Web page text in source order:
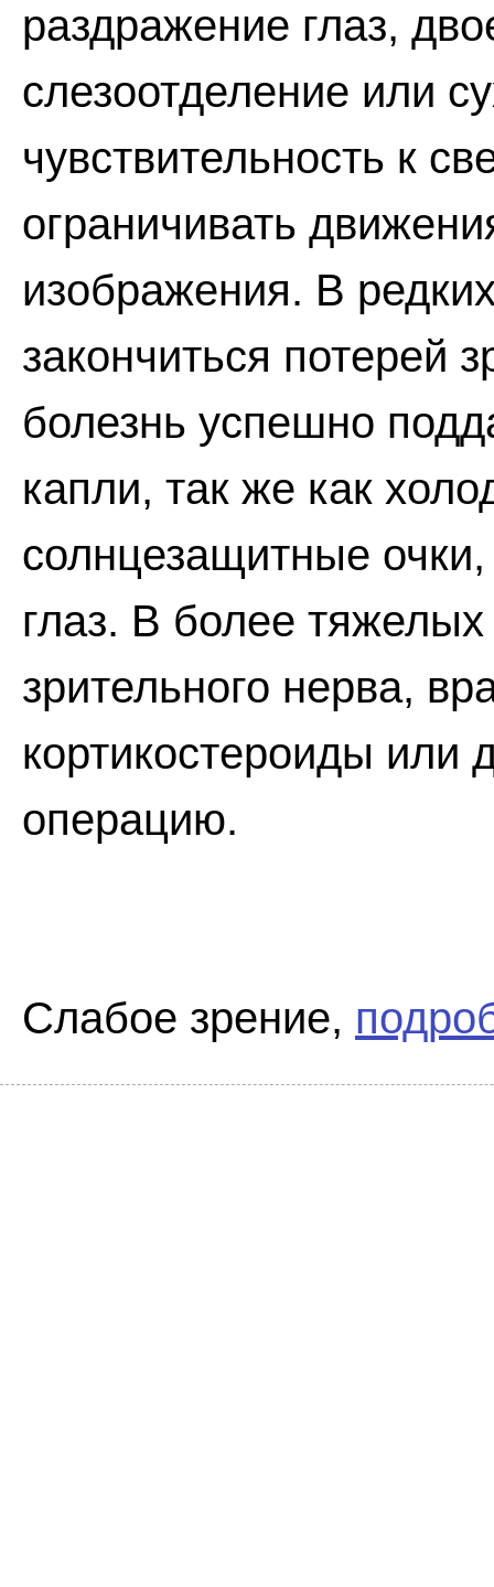
раздражение глаз,
слезоотделение или
чувствительность к
ограничивать
изображения. В
закончиться потерей
болезнь успешно
капли, так же как
солнцезащитные
глаз. В более
зрительного нерва,
кортикостероиды или
операцию.
Слабое зрение,